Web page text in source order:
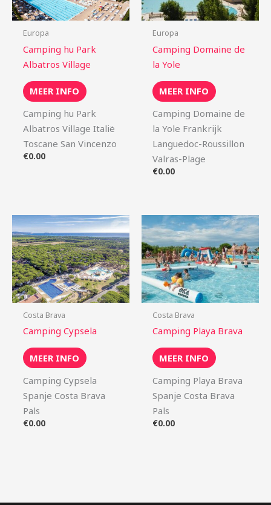
Europa
Camping hu Park
Albatros Village
MEER INFO
Camping hu Park
Albatros Village Italië
Toscane San Vincenzo
€0.00
Europa
Camping Domaine de
la Yole
MEER INFO
Camping Domaine de
la Yole Frankrijk
Languedoc-Roussillon
Valras-Plage
€0.00
Costa Brava
Camping Cypsela
MEER INFO
Camping Cypsela
Spanje Costa Brava
Pals
€0.00
Costa Brava
Camping Playa Brava
MEER INFO
Camping Playa Brava
Spanje Costa Brava
Pals
€0.00